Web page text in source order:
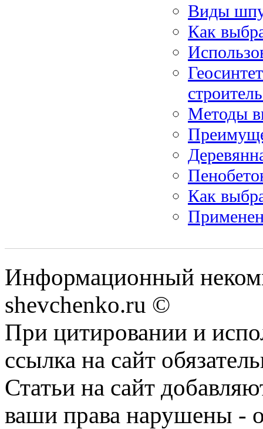
Виды
Как
Методы
Как
Информационный
shevchenko.ru ©
При цитировании и
ссылка на сайт
Статьи на сайт
ваши права нарушены -